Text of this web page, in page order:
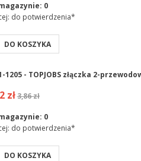
0
do potwierdzenia*
DO KOSZYKA
1205 - TOPJOBS złączka 2-
zł3,86 zł
0
do potwierdzenia*
DO KOSZYKA